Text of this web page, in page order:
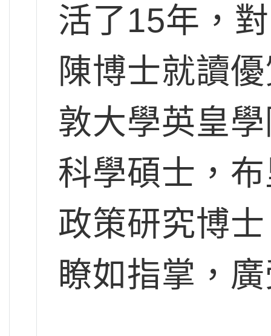
活了15年，
陳博士就讀
敦大學英皇
科學碩士，
政策研究博
瞭如指掌，